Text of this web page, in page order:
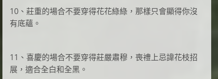
10、莊重的場合不要穿得花花綠綠，那樣只會顯得你沒
有底蘊。
11、喜慶的場合不要穿得莊嚴肅穆，喪禮上忌諱花枝招
展，適合全白和全黑。